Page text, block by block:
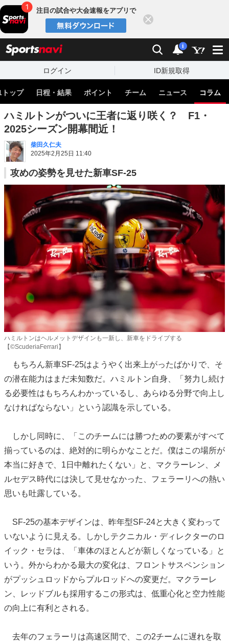
注目の試合や大会速報をアプリで
検索 通知
i
ログイン ID新規取得
トップ 日程・結果 ポイント チーム ニュース コラム
ハミルトンがついに王者に返り咲く？ F1・
2025シーズン開幕間近！
柴田久仁夫
2025年2月25日 11:40
攻めの姿勢を見せた新車SF-25
ハミルトンはヘルメットデザインも一新し、新車をドライブする
【©ScuderiaFerrari】
もちろん新車SF-25はようやく出来上がったばかりで、そ
の潜在能力はまだ未知数だ。ハミルトン自身、「努力し続け
る必要性はもちろんわかっているし、あらゆる分野で向上し
なければならない」という認識を示している。
しかし同時に、「このチームには勝つための要素がすべて
揃っているのは、絶対的に明らかなことだ。僕はこの場所が
本当に好きで、1日中離れたくない」と、マクラーレン、メ
ルセデス時代には決して見せなかった、フェラーリへの熱い
思いも吐露している。
SF-25の基本デザインは、昨年型SF-24と大きく変わって
いないように見える。しかしテクニカル・ディレクターのロ
イック・セラは、「車体のほとんどが新しくなっている」と
いう。外からわかる最大の変化は、フロントサスペンション
がプッシュロッドからプルロッドへの変更だ。マクラーレ
ン、レッドブルも採用するこの形式は、低重心化と空力性能
の向上に有利とされる。
去年のフェラーリは高速区間で、この2チームに遅れを取